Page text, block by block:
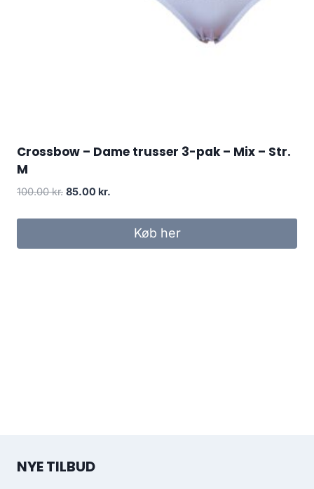
Crossbow – Dame trusser 3-pak – Mix – Str.
M
100.00kr. Original
85.00 kr.
85.00 kr..Køb her
NYE TILBUD